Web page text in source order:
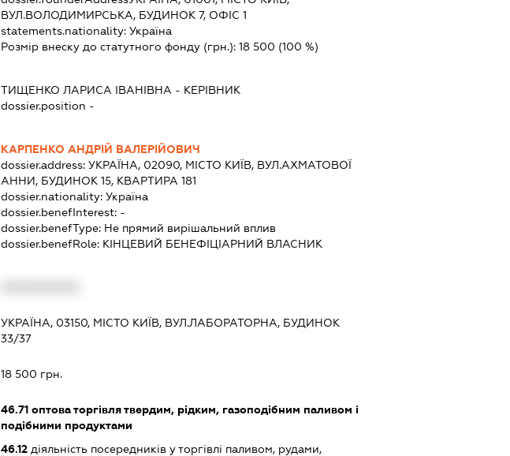
ВУЛ.ВОЛОДИМИРСЬКА, БУДИНОК 7, ОФІС 1
statements.nationality: Україна
Розмір внеску до статутного фонду (грн.): 18 500 (100 %)
ТИЩЕНКО ЛАРИСА ІВАНІВНА - КЕРІВНИК
dossier.position -
КАРПЕНКО АНДРІЙ ВАЛЕРІЙОВИЧ
dossier.address: УКРАЇНА, 02090, МІСТО КИЇВ, ВУЛ.АХМАТОВОЇ
АННИ, БУДИНОК 15, КВАРТИРА 181
dossier.nationality: Україна
dossier.benefInterest: -
dossier.benefType: Не прямий вирішальний вплив
dossier.benefRole: КІНЦЕВИЙ БЕНЕФІЦІАРНИЙ ВЛАСНИК
УКРАЇНА, 03150, МІСТО КИЇВ, ВУЛ.ЛАБОРАТОРНА, БУДИНОК
33/37
18 500 грн.
46.71оптова торгівля твердим, рідким, газоподібним паливом і
подібними продуктами
46.12діяльність посередників у торгівлі паливом, рудами,